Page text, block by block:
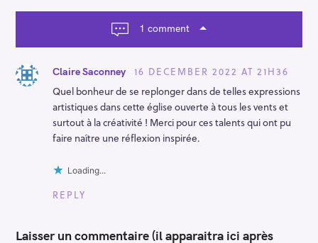
a
n
1 comment
Claire Saconney
16 DECEMBER 2022 AT 21H36
Quel bonheur de se replonger dans de telles expressions
artistiques dans cette église ouverte à tous les vents et
surtout à la créativité ! Merci pour ces talents qui ont pu
faire naître une réflexion inspirée.
Loading...
REPLY
Laisser un commentaire (il apparaitra ici après